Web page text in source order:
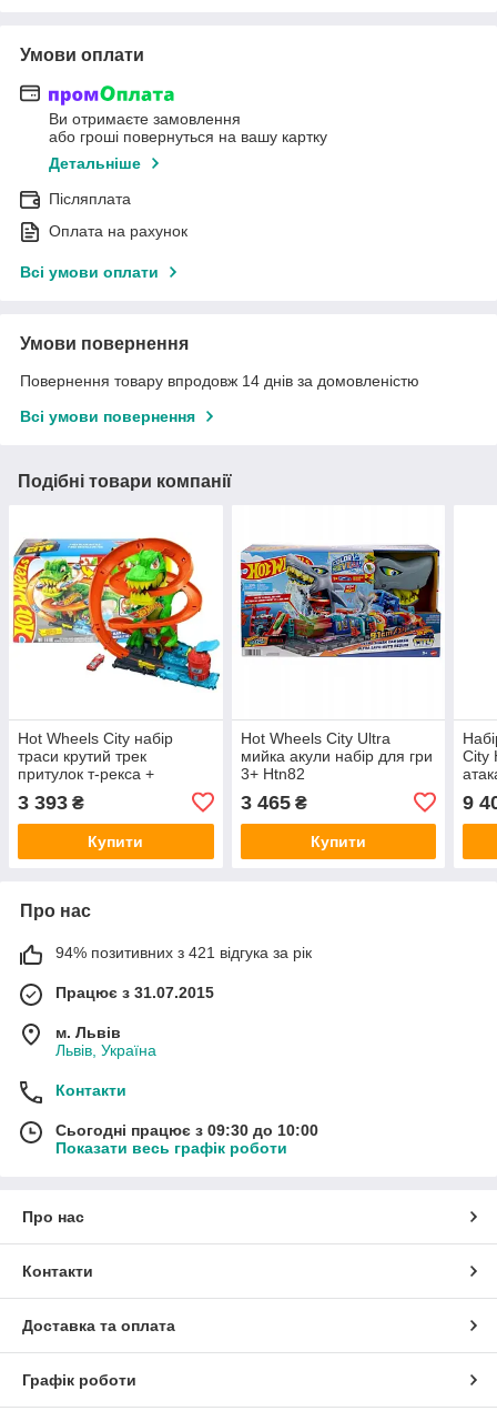
Умови оплати
Ви отримаєте замовлення
або гроші повернуться на вашу картку
Детальніше
Післяплата
Оплата на рахунок
Всі умови оплати
Умови повернення
Повернення товару впродовж 14 днів за домовленістю
Всі умови повернення
Подібні товари компанії
Hot Wheels City набір
траси крутий трек
притулок т-рекса +
3 393 ₴
Купити
Hot Wheels City Ultra
мийка акули набір для гри
3+ Htn82
3 465₴
Купити
City
9
Про нас
94% позитивних з 421 відгука за рік
Працює з 31.07.2015
м. Львів
Львів, Україна
Контакти
Сьогодні працює з 09:30 до 10:00
Показати весь графік роботи
Про нас
Контакти
Доставка та оплата
Графік роботи